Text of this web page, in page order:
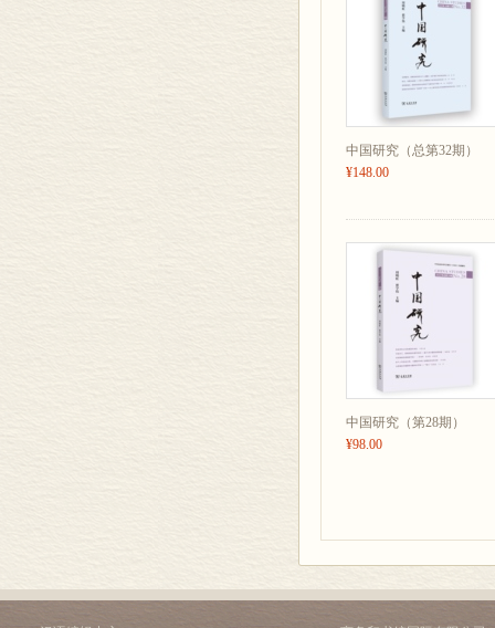
中国研究（总第32期）
¥148.00
中国研究（第28期）
¥98.00